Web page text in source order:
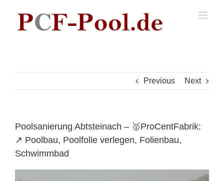
content
Previous Next
Poolsanierung Abtsteinach – 🥇ProCentFabrik:
↗️ Poolbau, Poolfolie verlegen, Folienbau,
Schwimmbad